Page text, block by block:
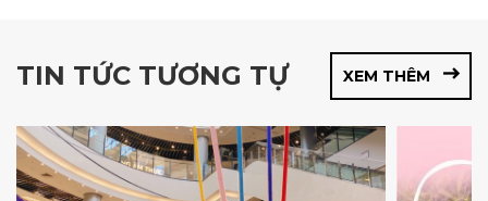
TIN TỨC TƯƠNG TỰ XEM THÊM